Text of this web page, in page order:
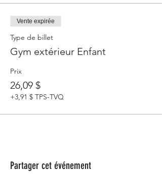
Vente expirée
Type de billet
Gym extérieur Enfant
Prix
26,09 $
+3,91 $ TPS-TVQ
Partager cet événement